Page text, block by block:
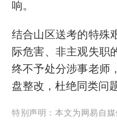
响。
结合山区送考的特殊
际危害、非主观失职
终不予处分涉事老师
盘整改，杜绝同类问题
特别声明：本文为网易自